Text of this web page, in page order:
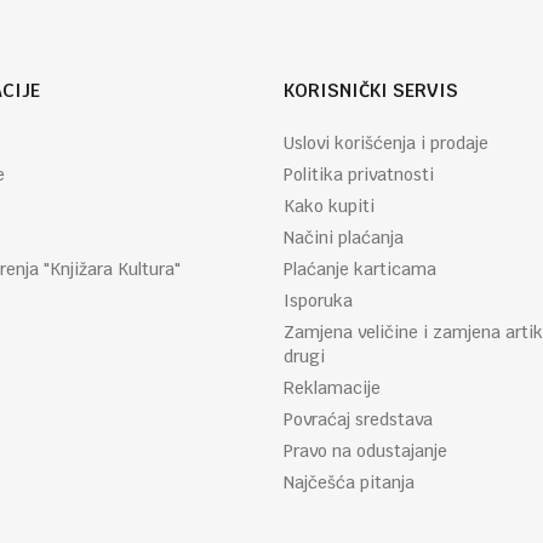
"Knjižara Kultura"
KORISNIČKI SERVIS
Uslovi korišćenja i prodaje
Politika privatnosti
Kako kupiti
Načini plaćanja
Plaćanje karticama
Isporuka
Zamjena veličine i zamjena
drugi
Reklamacije
Povraćaj sredstava
Pravo na odustajanje
Najčešća pitanja